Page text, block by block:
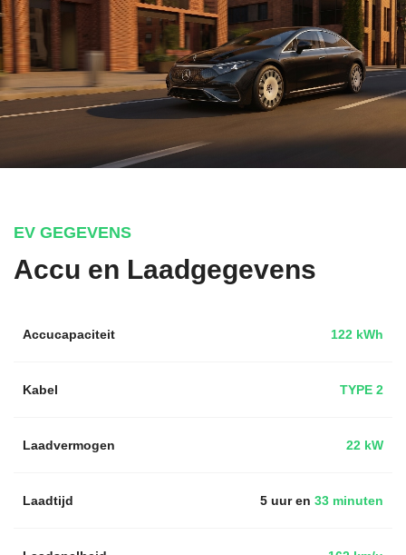
EV GEGEVENS
Accu en Laadgegevens
Accucapaciteit 122 kWh
Kabel TYPE 2
Laadvermogen 22 kW
Laadtijd 5 uur en 33 minuten